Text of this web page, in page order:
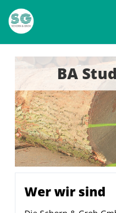
BA
Wer wir sind